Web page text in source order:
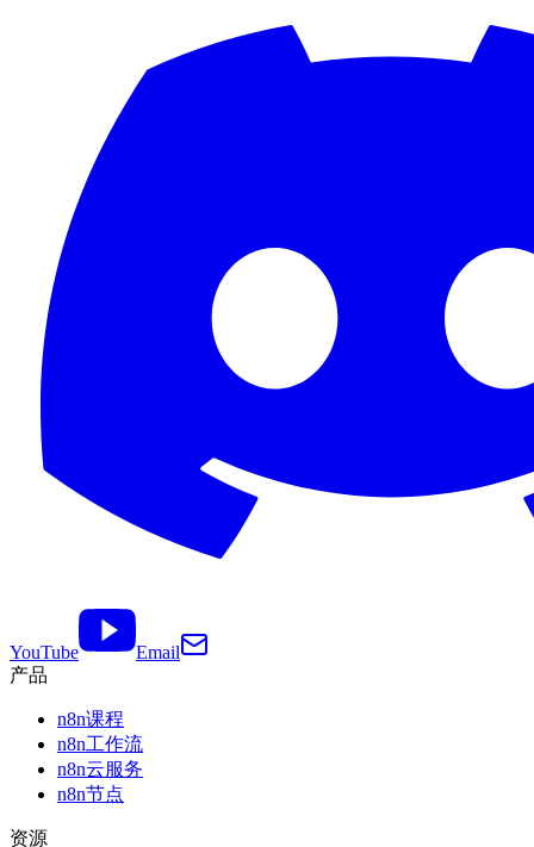
YouTube
Email
产品
n8n课程
n8n工作流
n8n云服务
n8n节点
资源